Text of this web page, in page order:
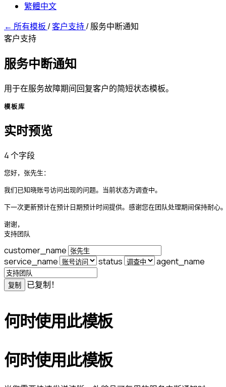
繁體中文
← 所有模板 /客户支持/服务中断通知
客户支持
服务中断通知
用于在服务故障期间回复客户的简短状态模板。
模板库
实时预览
4 个字段
您好，张先生：
我们已知晓账号访问出现的问题。当前状态为调查中。
下一次更新预计在预计日期预计时间提供。感谢您在团队处理期间保持耐心
谢谢，
支持团队
customer_name
service_name
status agent_name
复制 已复制！
何时使用此模板
何时使用此模板